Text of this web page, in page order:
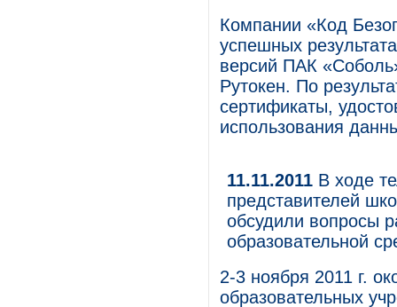
Компании «Код
успешных
версий ПАК
Рутокен. По
сертификаты,
использования
11.11.2011 В ходе
представителей
обсудили вопросы
образовательной
2-3 ноября 2011 г.
образовательных